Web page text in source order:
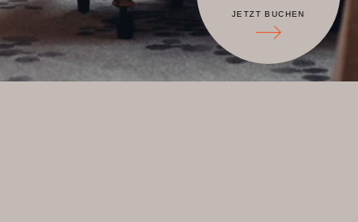
JETZT BUCHEN